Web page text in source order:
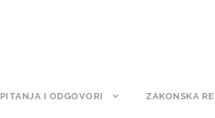
PITANJA I ODGOVORI ZAKONSKA